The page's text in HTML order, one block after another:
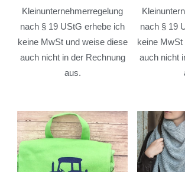
Kleinunternehmerregelung
nach § 19 UStG erhebe ich
keine MwSt und weise diese
auch nicht in der Rechnung
aus.
nach § 19
keine
auch nicht